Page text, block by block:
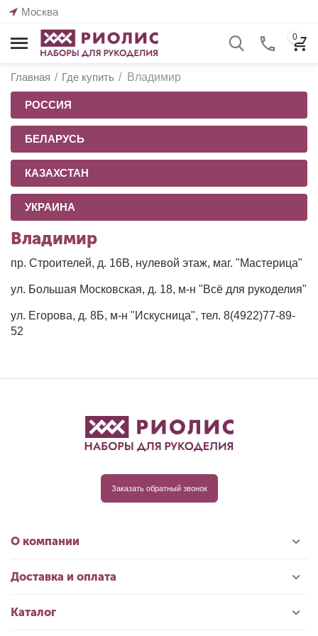
Москва
0
Главная / Где купить / Владимир
РОССИЯ
БЕЛАРУСЬ
КАЗАХСТАН
УКРАИНА
Владимир
пр. Строителей, д. 16В, нулевой этаж, маг. "Мастерица"
ул. Большая Московская, д. 18, м-н "Всё для рукоделия"
ул. Егорова, д. 8Б, м-н "Искусница", тел. 8(4922)77-89-
52
Заказать обратный звонок
О компании
Доставка и оплата
Каталог